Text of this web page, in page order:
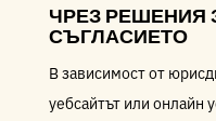
ЧРЕЗ РЕШЕНИЯ
СЪГЛАСИЕТО
В зависимост от
уебсайтът или онлайн